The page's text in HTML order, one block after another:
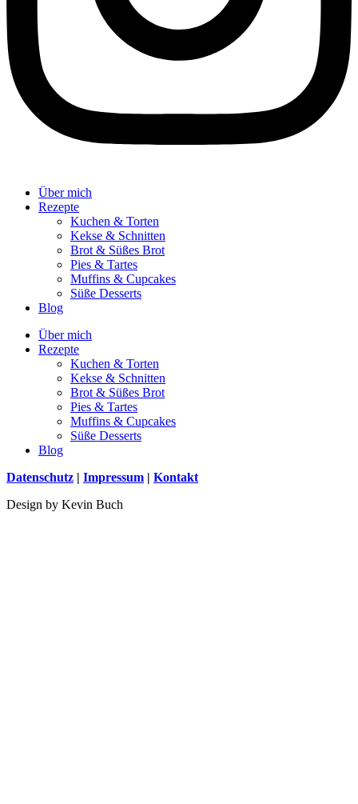
Über mich
Rezepte
Kuchen & Torten
Kekse & Schnitten
Brot & Süßes Brot
Pies & Tartes
Muffins & Cupcakes
Süße Desserts
Blog
Über mich
Rezepte
Kuchen & Torten
Kekse & Schnitten
Brot & Süßes Brot
Pies & Tartes
Muffins & Cupcakes
Süße Desserts
Blog
Datenschutz | Impressum | Kontakt
Design by Kevin Buch